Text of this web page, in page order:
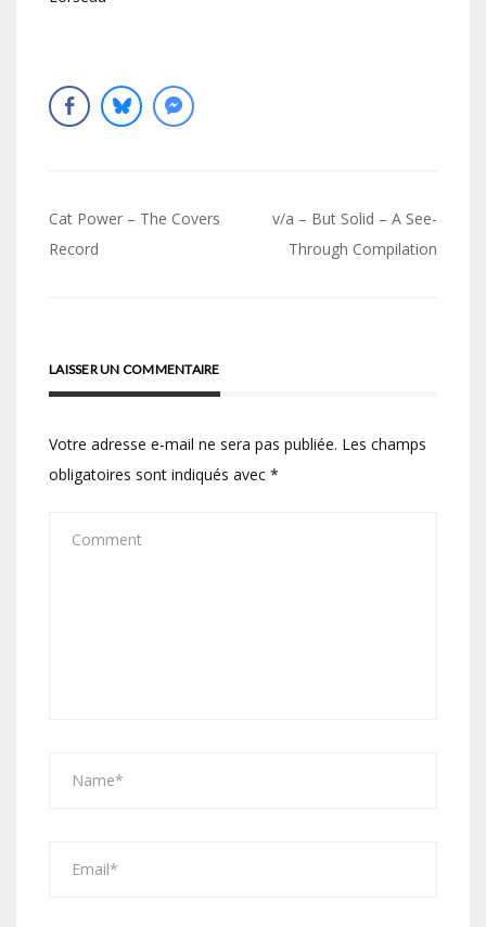
Navigation
de
Cat Power – The Covers
Record
v/a – But Solid – A See-
Through Compilation
LAISSER UN COMMENTAIRE
Votre adresse e-mail ne sera pas publiée. Les champs
obligatoires sont indiqués avec *